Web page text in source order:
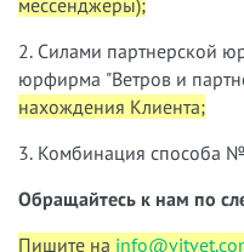
мессенджеры);
2. Силами партнерской
юрфирма "Ветров и
нахождения Клиента;
3. Комбинация способа
Обращайтесь к нам по
Пишите на